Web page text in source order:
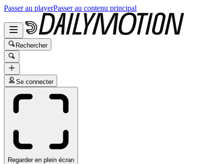
Passer au playerPasser au contenu principal
Rechercher
Se connecter
Regarder en plein écran